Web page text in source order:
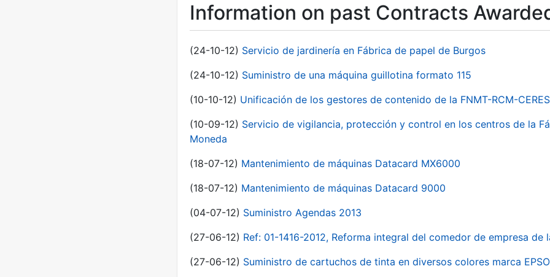
Information on past Contracts
(24-10-12) Servicio de jardinería en Fábrica de papel de Burgos
(24-10-12) Suministro de una máquina guillotina formato 115
(10-10-12) Unificación de los gestores de contenido de la FNMT-RCM-CERES
(10-09-12) Servicio de vigilancia, protección y control en los centros de la
Moneda
(18-07-12) Mantenimiento de máquinas Datacard MX6000
(18-07-12) Mantenimiento de máquinas Datacard 9000
(04-07-12) Suministro Agendas 2013
(27-06-12) Ref: 01-1416-2012, Reforma integral del comedor de empresa de
(27-06-12) Suministro de cartuchos de tinta en diversos colores marca